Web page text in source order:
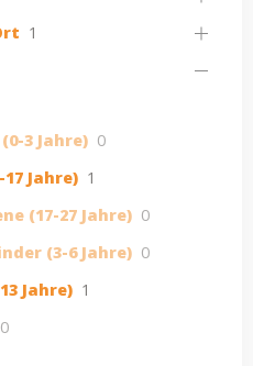
1
3 Jahre) 0
Jahre) 1
(17-27 Jahre) 0
(3-6 Jahre) 0
Jahre) 1
0